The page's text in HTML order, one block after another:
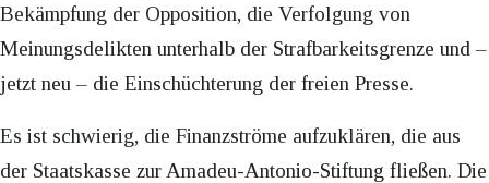
Bekämpfung der Opposition, die Verfolgung von
Meinungsdelikten unterhalb der Strafbarkeitsgrenze und –
jetzt neu – die Einschüchterung der freien Presse.
Es ist schwierig, die Finanzströme aufzuklären, die aus
der Staatskasse zur Amadeu-Antonio-Stiftung fließen. Die